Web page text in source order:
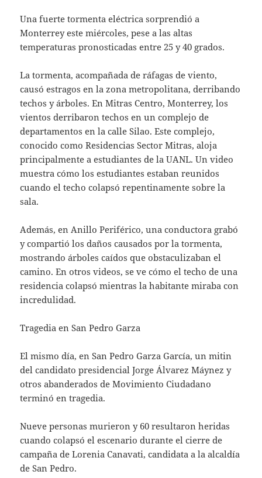
Una fuerte tormenta eléctrica sorprendió a
Monterrey este miércoles, pese a las altas
temperaturas pronosticadas entre 25 y 40 grados.
La tormenta, acompañada de ráfagas de viento,
causó estragos en la zona metropolitana, derribando
techos y árboles. En Mitras Centro, Monterrey, los
vientos derribaron techos en un complejo de
departamentos en la calle Silao. Este complejo,
conocido como Residencias Sector Mitras, aloja
principalmente a estudiantes de la UANL. Un video
muestra cómo los estudiantes estaban reunidos
cuando el techo colapsó repentinamente sobre la
sala.
Además, en Anillo Periférico, una conductora grabó
y compartió los daños causados por la tormenta,
mostrando árboles caídos que obstaculizaban el
camino. En otros videos, se ve cómo el techo de una
residencia colapsó mientras la habitante miraba con
incredulidad.
Tragedia en San Pedro Garza
El mismo día, en San Pedro Garza García, un mitin
del candidato presidencial Jorge Álvarez Máynez y
otros abanderados de Movimiento Ciudadano
terminó en tragedia.
Nueve personas murieron y 60 resultaron heridas
cuando colapsó el escenario durante el cierre de
campaña de Lorenia Canavati, candidata a la alcaldía
de San Pedro.